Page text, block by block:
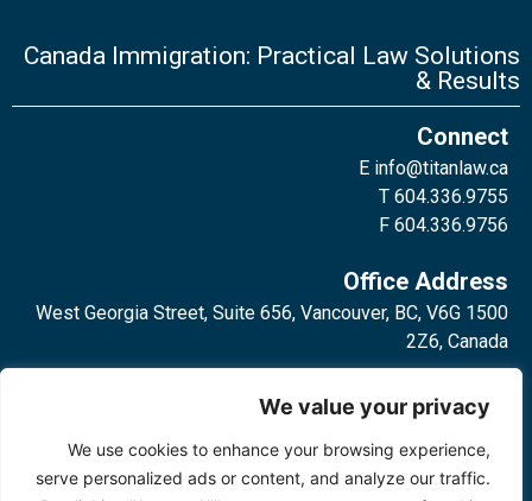
We value your privacy
We use cookies to enhance your browsing experience,
serve personalized ads or content, and analyze our traffic.
Canada Immigration: Practical Law Solutions
& Results
Connect
E info@titanlaw.ca
T 604.336.9755
F 604.336.9756
Office Address
1500 West Georgia Street, Suite 656, Vancouver, BC, V6G
2Z6, Canada
Toronto, ON, M4W 3E2, Canada